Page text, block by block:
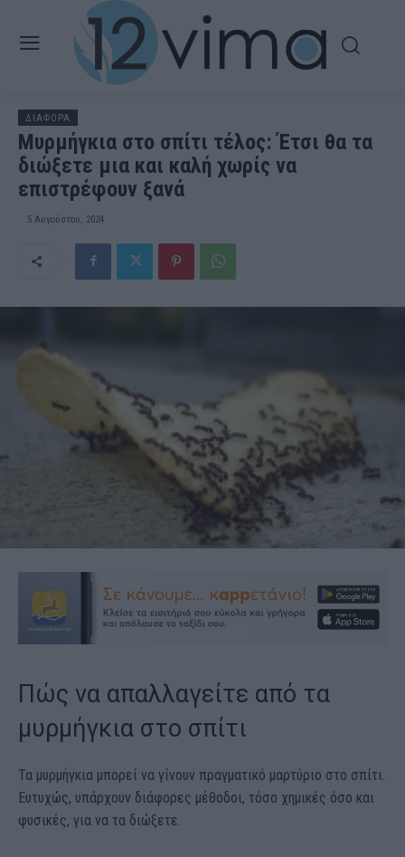
ΔΙΑΦΟΡΑ
Μυρμήγκια στο σπίτι τέλος: Έτσι θα τα
διώξετε μια και καλή χωρίς να
επιστρέφουν ξανά
5 Αυγούστου, 2024
Πώς να απαλλαγείτε από τα
μυρμήγκια στο σπίτι
Τα μυρμήγκια μπορεί να γίνουν πραγματικό μαρτύριο στο σπίτι.
Ευτυχώς, υπάρχουν διάφορες μέθοδοι, τόσο χημικές όσο και
φυσικές, για να τα διώξετε.